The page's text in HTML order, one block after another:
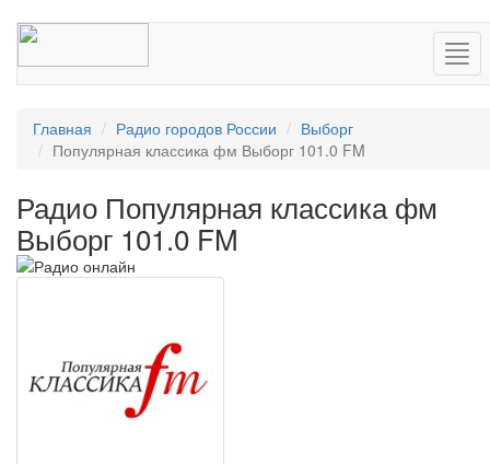
Главная Радио городов России
Выборг
Популярная классика фм Выборг 101.0 FM
Радио Популярная классика фм
Выборг 101.0 FM